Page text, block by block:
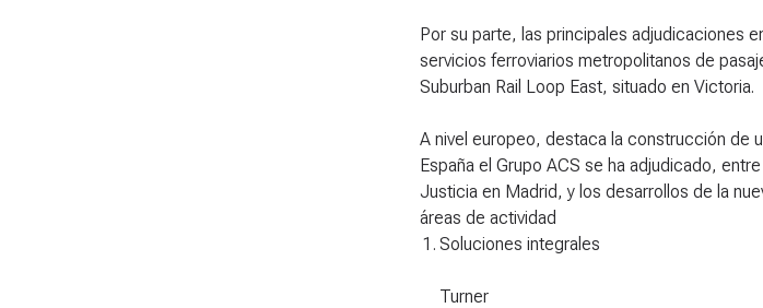
Por su parte, las principales adjudicaciones
servicios ferroviarios metropolitanos de
Suburban Rail Loop East, situado en Victoria.
A nivel europeo, destaca la construcción de
España el Grupo ACS se ha adjudicado,
Justicia en Madrid, y los desarrollos de la
áreas de actividad
1 . Soluciones integrales
Turner